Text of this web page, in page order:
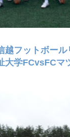
越フットボー
学FCvsFCマ